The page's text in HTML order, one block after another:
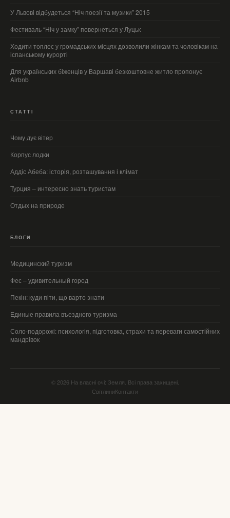
У Львові відбудеться “Ніч поезії та музики” 2015
Фестиваль “Ніч у замку” повернеться у Луцьк
Ходити топлес у громадських місцях дозволили жінкам та чоловікам на
іспанському курорті
Для українських біженців у Варшаві безкоштовне житло пропонує
Airbnb
СТАТТІ
Чому дує вітер
Корпус лодки
Аддіс Абеба: історія, розташування і клімат
Турция – интересно знать туристам
Отдых на природе
БЛОГИ
Медицинский туризм
Фес – удивительный город
Пекін: куди піти, що варто знати
Единые правила въездного туризма
Соло-подорожі: психологія, підготовка, страхи та переваги самостійних
мандрівок
© 2026 На власні очі: Земля. Всі права захищені.
СвітлиниКонтакти